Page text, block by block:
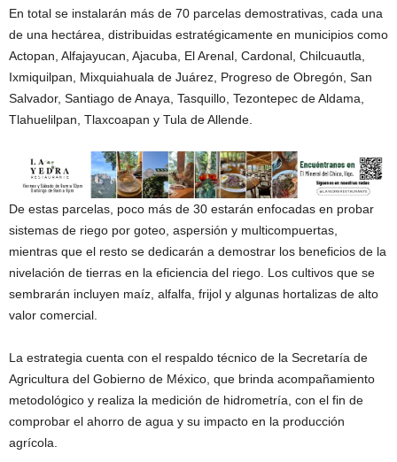
En total se instalarán más de 70 parcelas demostrativas, cada una
de una hectárea, distribuidas estratégicamente en municipios como
Actopan, Alfajayucan, Ajacuba, El Arenal, Cardonal, Chilcuautla,
Ixmiquilpan, Mixquiahuala de Juárez, Progreso de Obregón, San
Salvador, Santiago de Anaya, Tasquillo, Tezontepec de Aldama,
Tlahuelilpan, Tlaxcoapan y Tula de Allende.
De estas parcelas, poco más de 30 estarán enfocadas en probar
sistemas de riego por goteo, aspersión y multicompuertas,
mientras que el resto se dedicarán a demostrar los beneficios de la
nivelación de tierras en la eficiencia del riego. Los cultivos que se
sembrarán incluyen maíz, alfalfa, frijol y algunas hortalizas de alto
valor comercial.
La estrategia cuenta con el respaldo técnico de la Secretaría de
Agricultura del Gobierno de México, que brinda acompañamiento
metodológico y realiza la medición de hidrometría, con el fin de
comprobar el ahorro de agua y su impacto en la producción
agrícola.